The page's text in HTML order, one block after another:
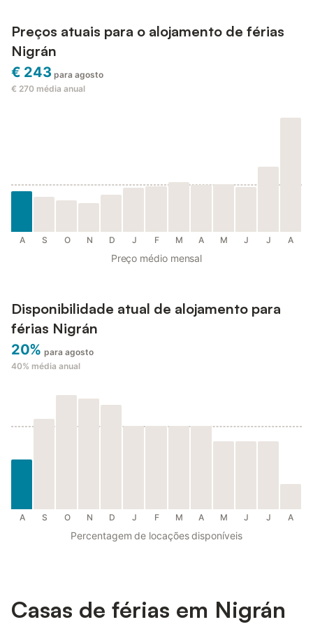
Preços atuais para o alojamento de férias
Nigrán
€ 243 para agosto
€ 270 média anual
A S O N D J F M A M J J A
Preço médio mensal
Disponibilidade atual de alojamento para
férias Nigrán
20% para agosto
40% média anual
A S O N D J F M A M J J A
Percentagem de locações disponíveis
Casas de férias em Nigrán